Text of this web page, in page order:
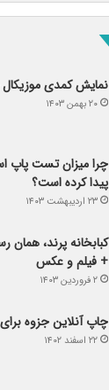
نمایش کمدی
۲۰ بهمن ۱۴۰۳
پیدا کرده است؟
۲۳ اردیبهشت ۱۴۰۳
کبابخانه پرند،
+ فیلم و عکس
۲ فروردین ۱۴۰۳
چاپ آنلاین جزوه
۲۲ اسفند ۱۴۰۲